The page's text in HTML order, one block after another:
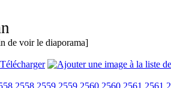
de voir le diaporama]